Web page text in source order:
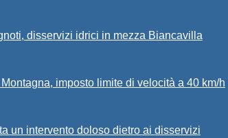
disservizi idrici in mezza Biancavilla
imposto limite di velocità a 40 km/h
un intervento doloso dietro ai disservizi